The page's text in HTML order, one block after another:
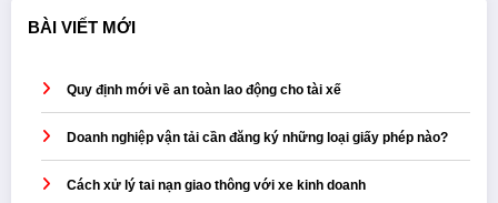
BÀI VIẾT MỚI
Quy định mới về an toàn lao động cho tài xế
Doanh nghiệp vận tải cần đăng ký những loại giấy phép nào?
Cách xử lý tai nạn giao thông với xe kinh doanh